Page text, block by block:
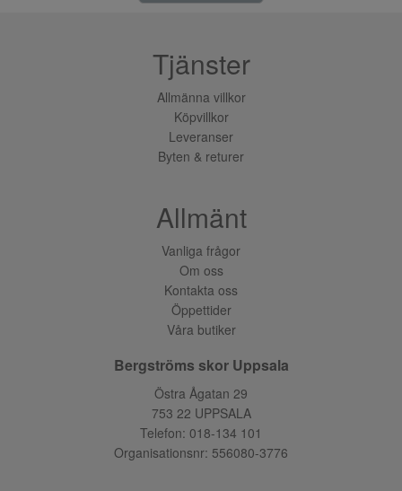
Tjänster
Allmänna villkor
Köpvillkor
Leveranser
Byten & returer
Allmänt
Vanliga frågor
Om oss
Kontakta oss
Öppettider
Våra butiker
Bergströms skor Uppsala
Östra Ågatan 29
753 22 UPPSALA
Telefon: 018-134 101
Organisationsnr: 556080-3776